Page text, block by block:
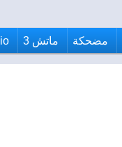
مضحكة ماتش 3 io